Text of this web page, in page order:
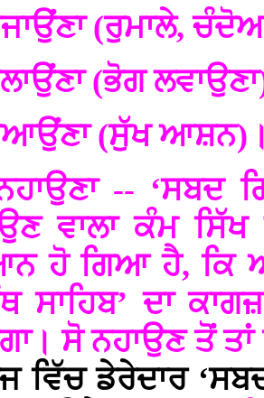
(ਰੁਮਾਲੇ,
(ਭੋਗ
(ਸੁੱਖ
-- ‘ਸਬਦ
ਵਾਲਾ ਕੰਮ
ਹੋ ਗਿਆ ਹੈ, ਕਿ
ਸਾਹਿਬ’ ਦਾ
ਸੋ ਨਹਾਉਣ ਤੋਂ
ਵਿੱਚ ਡੇਰੇਦਾਰ